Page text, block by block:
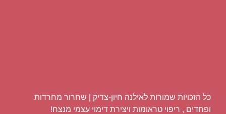
כל הזכויות שמורות לאילנה חיון-צדיק | שחרור מחרדות
ופחדים , ריפוי טראומות ויצירת דימוי עצמי מנצח!